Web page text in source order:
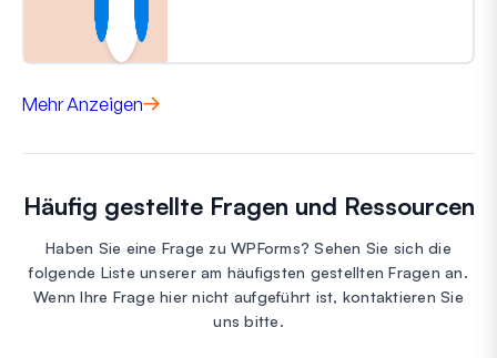
Mehr Anzeigen
Häufig gestellte Fragen und Ressourcen
Haben Sie eine Frage zu WPForms? Sehen Sie sich die
folgende Liste unserer am häufigsten gestellten Fragen an.
Wenn Ihre Frage hier nicht aufgeführt ist, kontaktieren Sie
uns bitte.